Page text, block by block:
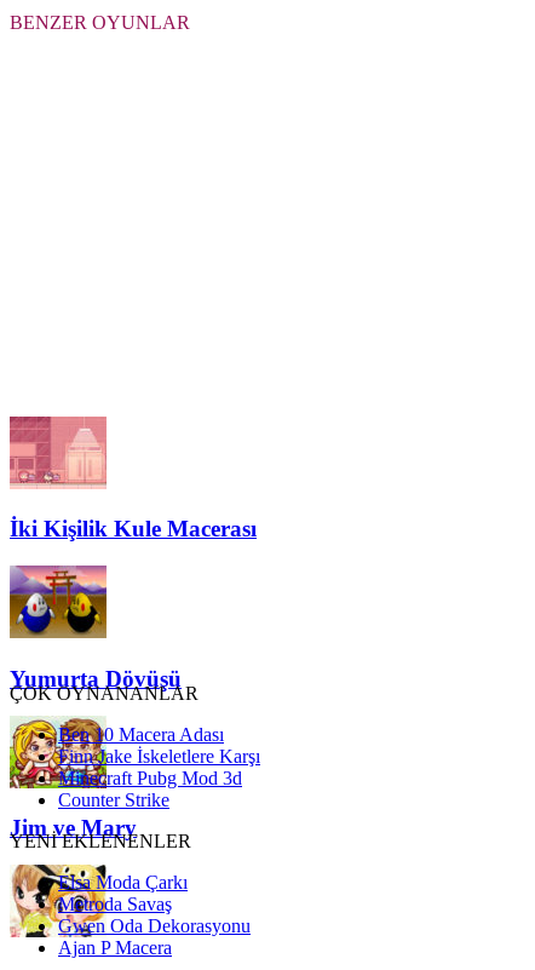
BENZER OYUNLAR
İki Kişilik Kule Macerası
Yumurta Dövüşü
Jim ve Mary
ÇOK OYNANANLAR
Ben 10 Macera Adası
Finn Jake İskeletlere Karşı
Minecraft Pubg Mod 3d
Counter Strike
YENİ EKLENENLER
Elsa Moda Çarkı
Metroda Savaş
Gwen Oda Dekorasyonu
Ajan P Macera